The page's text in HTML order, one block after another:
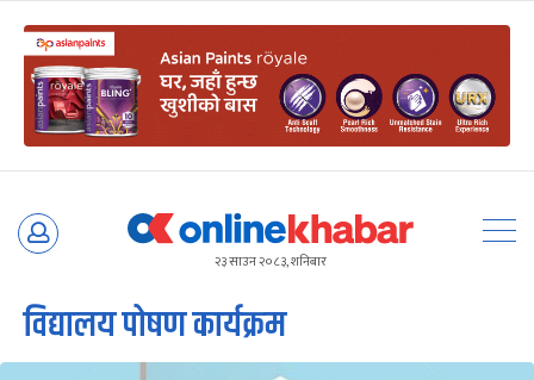
Skip
२३ साउन २०८३, शनिबार
विद्यालय पोषण कार्यक्रम